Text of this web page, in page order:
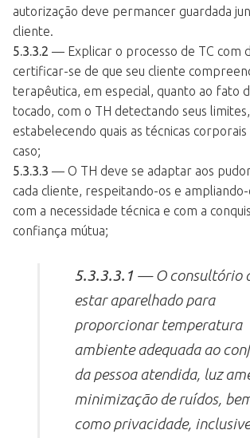
autorização deve permancer guardada
cliente.
5.3.3.2 — Explicar o processo de TC com
certificar-se de que seu cliente
terapêutica, em especial, quanto ao fato
tocado, com o TH detectando seus
estabelecendo quais as técnicas corporais
caso;
5.3.3.3 — O TH deve se adaptar aos
cada cliente, respeitando-os e
com a necessidade técnica e com a
confiança mútua;
5.3.3.3.1 — O consultório
estar aparelhado para
proporcionar temperatura
ambiente adequada ao
da pessoa atendida, luz
minimização de ruídos,
como privacidade,